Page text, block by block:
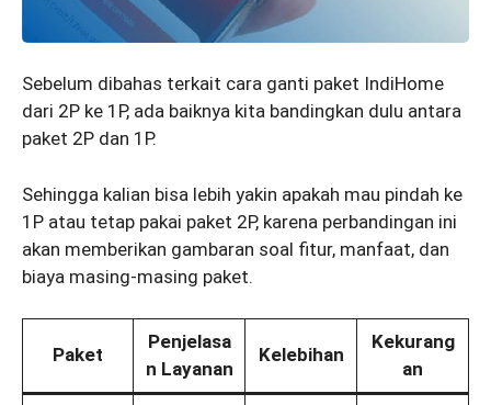
Sebelum dibahas terkait cara ganti paket IndiHome
dari 2P ke 1P, ada baiknya kita bandingkan dulu antara
paket 2P dan 1P.
Sehingga kalian bisa lebih yakin apakah mau pindah ke
1P atau tetap pakai paket 2P, karena perbandingan ini
akan memberikan gambaran soal fitur, manfaat, dan
biaya masing-masing paket.
Paket
Penjelasa
n Layanan
Kelebihan
Kekurang
an